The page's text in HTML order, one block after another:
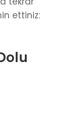
ettiniz: